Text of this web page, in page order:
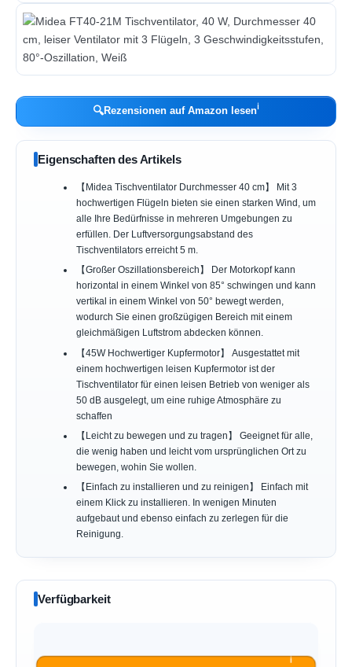
🔍Rezensionen auf Amazon lesenℹ︎
Eigenschaften des Artikels
【Midea Tischventilator Durchmesser 40 cm】 Mit 3
hochwertigen Flügeln bieten sie einen starken Wind, um
alle Ihre Bedürfnisse in mehreren Umgebungen zu
erfüllen. Der Luftversorgungsabstand des
Tischventilators erreicht 5 m.
【Großer Oszillationsbereich】 Der Motorkopf kann
horizontal in einem Winkel von 85° schwingen und kann
vertikal in einem Winkel von 50° bewegt werden,
wodurch Sie einen großzügigen Bereich mit einem
gleichmäßigen Luftstrom abdecken können.
【45W Hochwertiger Kupfermotor】 Ausgestattet mit
einem hochwertigen leisen Kupfermotor ist der
Tischventilator für einen leisen Betrieb von weniger als
50 dB ausgelegt, um eine ruhige Atmosphäre zu
schaffen
【Leicht zu bewegen und zu tragen】 Geeignet für alle,
die wenig haben und leicht vom ursprünglichen Ort zu
bewegen, wohin Sie wollen.
【Einfach zu installieren und zu reinigen】 Einfach mit
einem Klick zu installieren. In wenigen Minuten
aufgebaut und ebenso einfach zu zerlegen für die
Reinigung.
Verfügbarkeit
ℹ︎